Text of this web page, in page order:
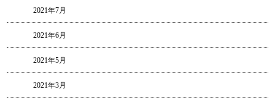
2021年7月
2021年6月
2021年5月
2021年3月